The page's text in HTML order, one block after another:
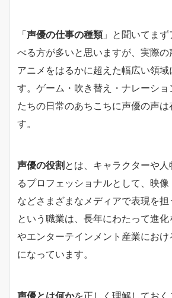
「声優の仕事の種類」と聞いてま
べる方が多いと思いますが、実際
アニメをはるかに超えた幅広い領域
す。ゲーム・吹き替え・ナレーシ
たちの日常のあちこちに声優の声
す。
声優の役割とは、キャラクターや人
るプロフェッショナルとして、映
などさまざまなメディアで表現を
という職業は、長年にわたって進
やエンターテインメント産業にお
になっています。
声優とは何かを正しく理解しておく